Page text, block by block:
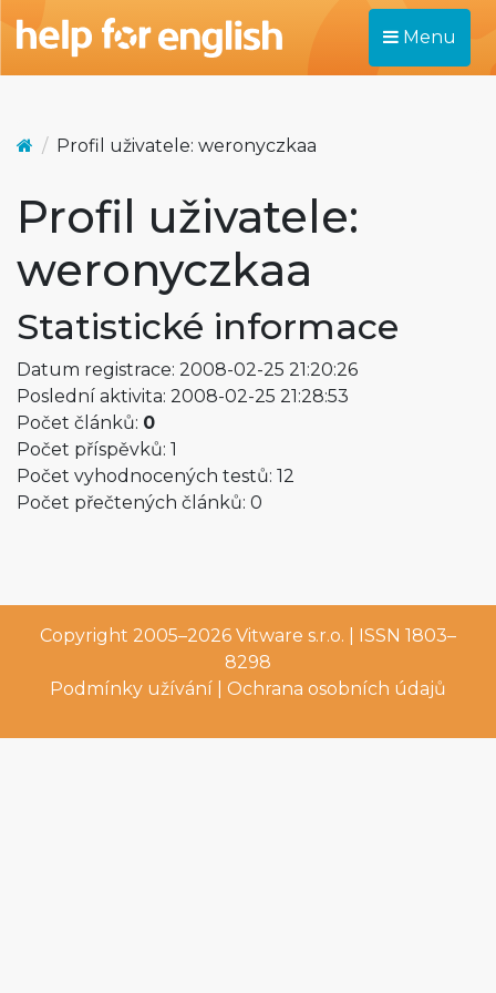
Menu
Profil uživatele: weronyczkaa
Profil uživatele:
weronyczkaa
Statistické informace
Datum registrace: 2008-02-25 21:20:26
Poslední aktivita: 2008-02-25 21:28:53
Počet článků: 0
Počet příspěvků: 1
Počet vyhodnocených testů: 12
Počet přečtených článků: 0
Copyright 2005–2026 Vitware s.r.o. | ISSN 1803–
8298
Podmínky užívání
Ochrana osobních údajů